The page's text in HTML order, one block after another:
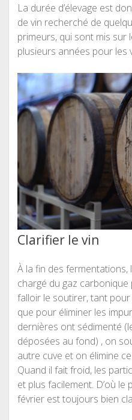
La durée d’élevage est
de vin recherché de
primeurs, qui sont mis sur
plusieurs années pour les
Clarifier le vin
À la fin des fermentations,
chargé du gaz
falloir le soutirer, tant
que pour éliminer les
dernières ont sédimenté
déposées au fond) , on
autre cuve et on élimine
Quand il fait froid, les
et plus facilement. D’où
février est toujours bien